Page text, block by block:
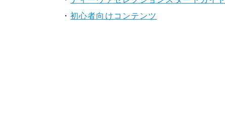
・初心者向けコンテンツ